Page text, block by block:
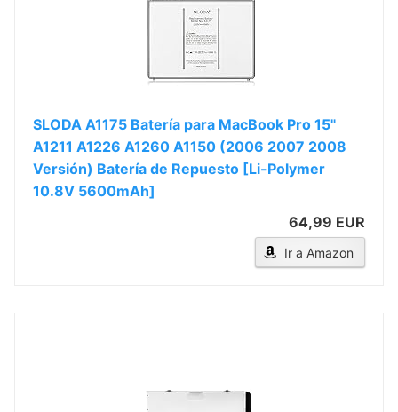
SLODA A1175 Batería para MacBook Pro 15"
A1211 A1226 A1260 A1150 (2006 2007 2008
Versión) Batería de Repuesto [Li-Polymer
10.8V 5600mAh]
64,99 EUR
Ir a Amazon